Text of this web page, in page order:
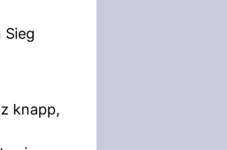
knapp,